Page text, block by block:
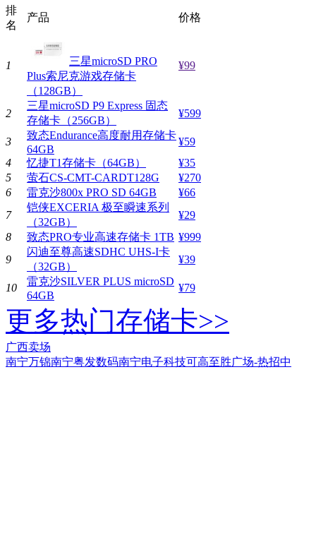
排
名
产品 价格
1
三星microSD PRO
Plus索尼克游戏存储卡
（128GB）
¥99
2
三星microSD P9 Express 固态
存储卡（256GB）
¥599
3
致态Endurance高度耐用存储卡
64GB
¥59
4
忆捷T1存储卡（64GB）
¥35
5
萤石CS-CMT-CARDT128G
¥270
6
雷克沙800x PRO SD 64GB
¥66
7
铠侠EXCERIA 极至瞬速系列
（32GB）
¥29
8
致态PRO专业高速存储卡 1TB ¥999
9
闪迪至尊高速SDHC UHS-I卡
（32GB）
¥39
10
雷克沙SILVER PLUS microSD
64GB
¥79
更多热门存储卡>>
广西卖场
南宁万锦南宁粤发数码南宁电子科技可高至胜广场-热招中